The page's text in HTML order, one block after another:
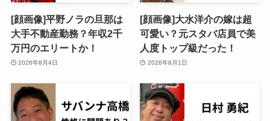
[顔画像]平野ノラの旦那は
大手不動産勤務？年収2千
万円のエリートか！
2026年8月4日
[顔画像]大水洋介の嫁は超
可愛い？元スタバ店員で美
人度トップ級だった！
2026年8月1日